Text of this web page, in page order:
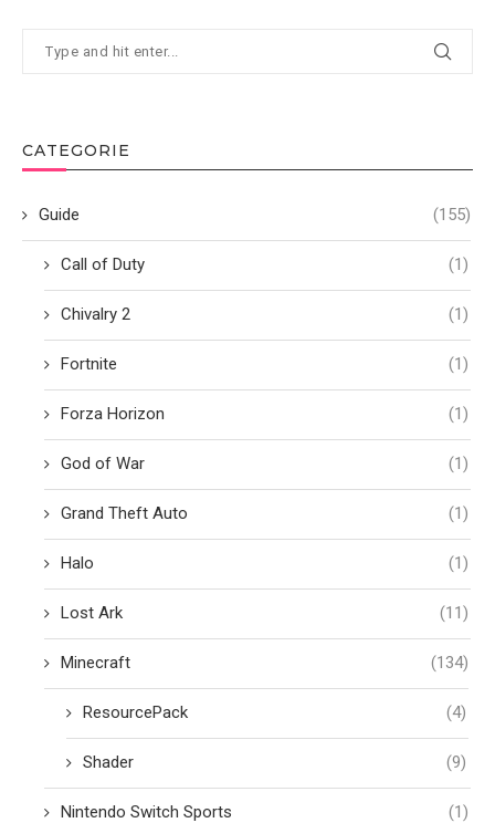
CATEGORIE
Guide (155)
Call of Duty (1)
Chivalry 2 (1)
Fortnite (1)
Forza Horizon (1)
God of War (1)
Grand Theft Auto (1)
Halo (1)
Lost Ark (11)
Minecraft (134)
ResourcePack (4)
Shader (9)
Nintendo Switch Sports (1)